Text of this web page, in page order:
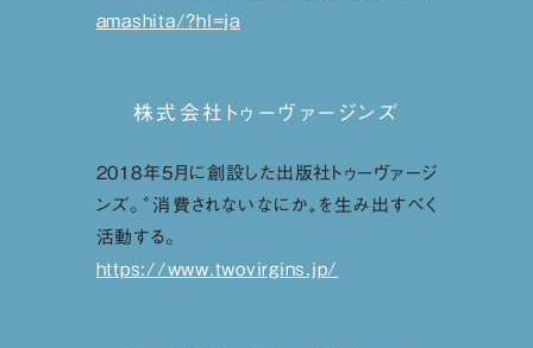
amashita/?hl=ja
株式会社トゥーヴァージンズ
2018年5月に創設した出版社トゥーヴァージ
ンズ。〝消費されないなにか〟を生み出すべく
活動する。
https://www.twovirgins.jp/